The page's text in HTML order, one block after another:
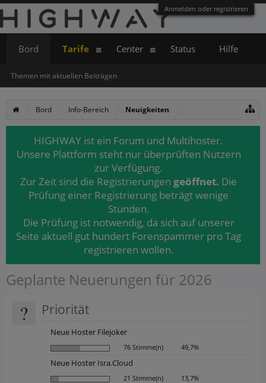
Anmelden oder registrieren
Bord Info-Bereich Neuigkeiten
HIGHWAY ist ein Forum und Multihoster.
Unsere Plattform steht nur überprüften Nutzern
zur Verfügung.
Zur Zeit sind die Registrierungen geöffnet. Die
Prüfung einer Registrierung beträgt wenige
Stunden.
Die Prüfung ist notwendig, da sich auf unserer
Seite aktuell gut hundert Forenspammer pro Tag
registrieren wollen.
Geplante Neuerungen für 2026
? Priorität
Neue Hoster Filejoker
76 Stimme(n) 49,7%
Neue Hoster Isra.Cloud
21 Stimme(n) 13,7%
Bord
Themen mit aktuellen Beiträgen
Tarife Center Status Hilfe